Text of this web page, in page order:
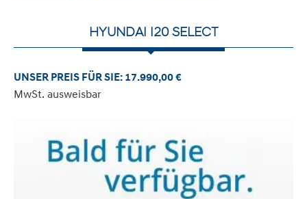
HYUNDAI I20 SELECT
UNSER PREIS FÜR SIE: 17.990,00 €
MwSt. ausweisbar